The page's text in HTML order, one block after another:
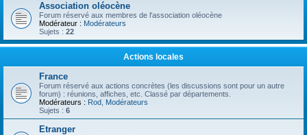
Association oléocène
Forum réservé aux membres de l'association oléocène
Modérateur : Modérateurs
Sujets : 22
Actions locales
France
Forum réservé aux actions concrètes (les discussions sont pour un autre
forum) : réunions, affiches, etc. Classé par départements.
Modérateurs : Rod Modérateurs
Sujets : 6
Etranger